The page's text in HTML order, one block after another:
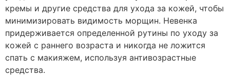
кремы и другие средства для ухода за кожей, чтобы
минимизировать видимость морщин. Невенка
придерживается определенной рутины по уходу за
кожей с раннего возраста и никогда не ложится
спать с макияжем, используя антивозрастные
средства.